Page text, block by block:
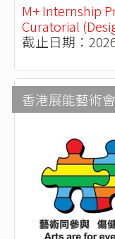
M+ Internship
Curatorial
截止日期：
香港展能藝術會